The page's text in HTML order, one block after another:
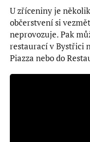
U zříceniny je
občerstvení si
neprovozuje. Pak
restaurací v Bystřici
Piazza nebo do